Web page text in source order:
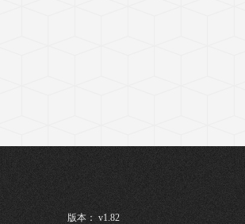
版本： v1.82